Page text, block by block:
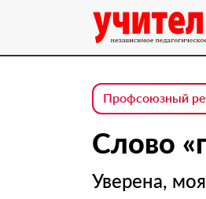
Профсоюзный
Слово
Уверена,